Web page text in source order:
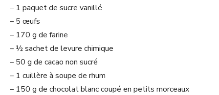
– 1 paquet de sucre vanillé
– 5 œufs
– 170 g de farine
– ½ sachet de levure chimique
– 50 g de cacao non sucré
– 1 cuillère à soupe de rhum
– 150 g de chocolat blanc coupé en petits morceaux